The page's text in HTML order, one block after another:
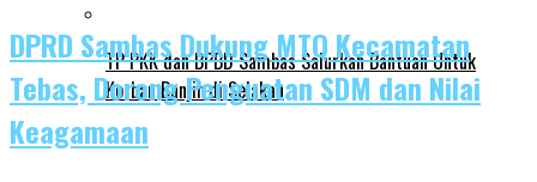
TP PKK dan BPBD Sambas Salurkan Bantuan Untuk
Korban Banjir di Selakau
DPRD Sambas Dukung MTQ Kecamatan
Tebas, Dorong Penguatan SDM dan Nilai
Keagamaan